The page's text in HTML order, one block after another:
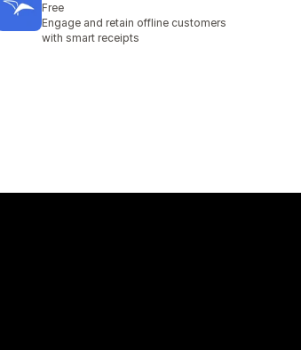
Free
Engage and retain offline customers
with smart receipts